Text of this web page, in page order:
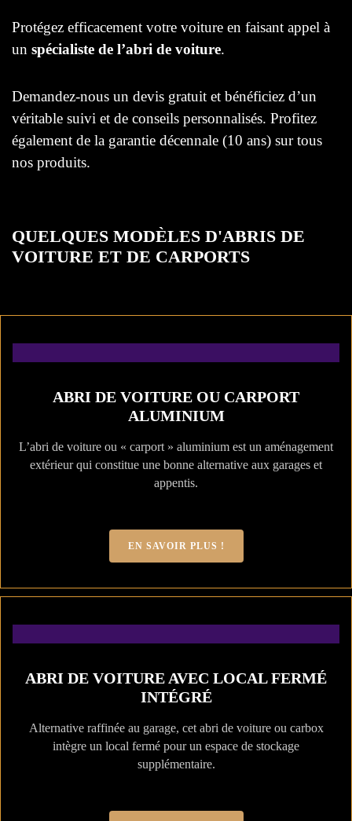
Protégez efficacement votre voiture en faisant appel à
un spécialiste de l’abri de voiture.
Demandez-nous un devis gratuit et bénéficiez d’un
véritable suivi et de conseils personnalisés. Profitez
également de la garantie décennale (10 ans) sur tous
nos produits.
QUELQUES MODÈLES D'ABRIS DE
VOITURE ET DE CARPORTS
ABRI DE VOITURE OU CARPORT
ALUMINIUM
L’abri de voiture ou « carport » aluminium est un aménagement
extérieur qui constitue une bonne alternative aux garages et
appentis.
EN SAVOIR PLUS !
ABRI DE VOITURE AVEC LOCAL FERMÉ
INTÉGRÉ
Alternative raffinée au garage, cet abri de voiture ou carbox
intègre un local fermé pour un espace de stockage
supplémentaire.